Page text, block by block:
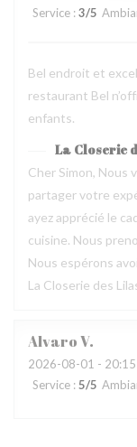
Service : 3/5
Bel endroit et
restaurant Bel
enfants.
La Closerie
Cher Simon, Nous
partager votre
ayez apprécié le
cuisine. Nous
Nous espérons
La Closerie des Lilas
AlvaroV
2026-08-01 -
Service : 5/5